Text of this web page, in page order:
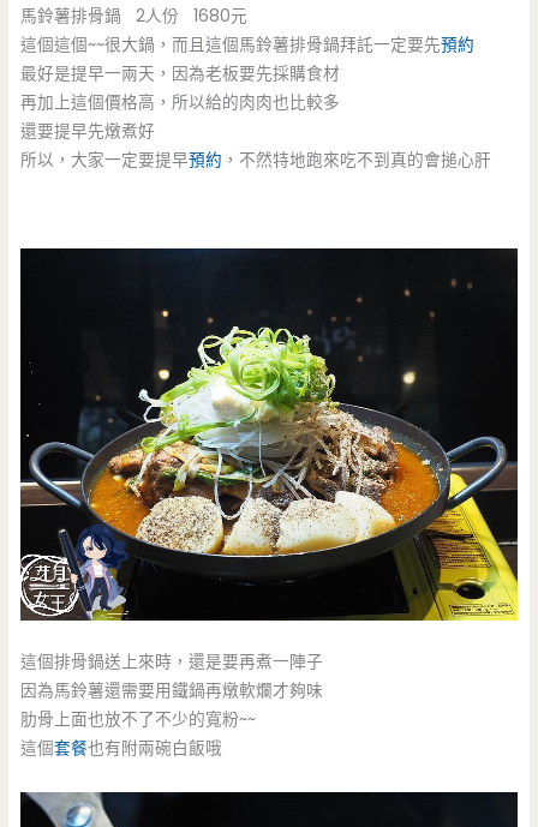
馬鈴薯排骨鍋 2人份 1680元
這個這個~~很大鍋，而且這個馬鈴薯排骨鍋拜託一定要先預約
最好是提早一兩天，因為老板要先採購食材
再加上這個價格高，所以給的肉肉也比較多
還要提早先燉煮好
所以，大家一定要提早預約 ，不然特地跑來吃不到真的會搥心肝
這個排骨鍋送上來時，還是要再煮一陣子
因為馬鈴薯還需要用鐵鍋再燉軟爛才夠味
肋骨上面也放不了不少的寬粉~~
這個套餐也有附兩碗白飯哦